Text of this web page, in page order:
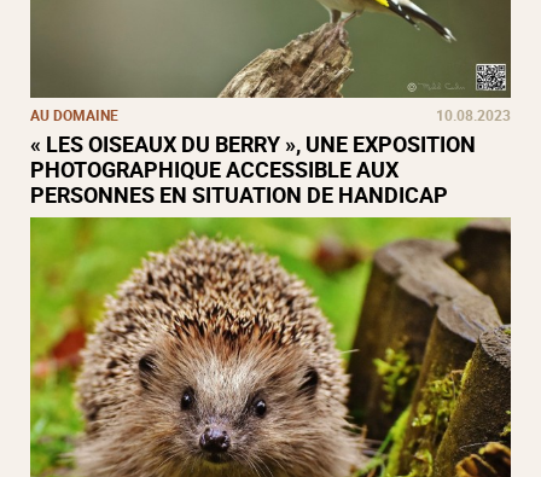
AU DOMAINE 10.08.2023
« LES OISEAUX DU BERRY », UNE EXPOSITION
PHOTOGRAPHIQUE ACCESSIBLE AUX
PERSONNES EN SITUATION DE HANDICAP